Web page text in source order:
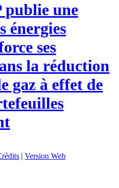
une
énergies
ses
la réduction
gaz à effet de
| Version Web